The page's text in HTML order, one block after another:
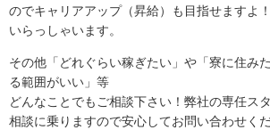
のでキャリアアップ（昇給）も目指せますよ
いらっしゃいます。
その他「どれぐらい稼ぎたい」や「寮に住み
る範囲がいい」等
どんなことでもご相談下さい！弊社の専任ス
相談に乗りますので安心してお問い合わせく